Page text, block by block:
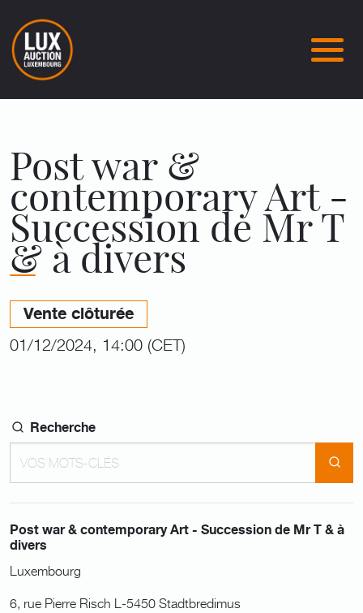
Post war &
contemporary Art -
Succession de Mr T
& à divers
Vente clôturée
01/12/2024, 14:00 (CET)
Recherche
Post war & contemporary Art - Succession de Mr T & à
divers
Luxembourg
6, rue Pierre Risch L-5450 Stadtbredimus